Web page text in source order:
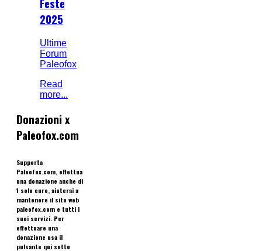
Feste
2025
Ultime
Forum
Paleofox
Read
more...
Donazioni x
Paleofox.com
Supporta
Paleofox.com, effettua
una donazione anche di
1 solo euro, aiuterai a
mantenere il sito web
paleofox.com e tutti i
suoi servizi. Per
effettuare una
donazione usa il
pulsante qui sotto